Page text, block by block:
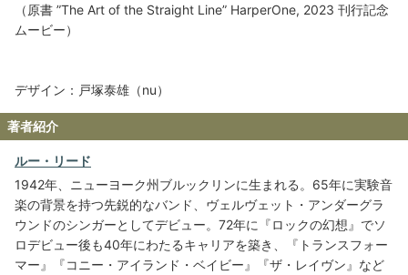
（原書 ”The Art of the Straight Line” HarperOne, 2023 刊行記念
ムービー）
デザイン：戸塚泰雄（nu）
著者紹介
ルー・リード
1942年、ニューヨーク州ブルックリンに生まれる。65年に実験音
楽の背景を持つ先鋭的なバンド、ヴェルヴェット・アンダーグラ
ウンドのシンガーとしてデビュー。72年に『ロックの幻想』でソ
ロデビュー後も40年にわたるキャリアを築き、『トランスフォー
マー』『コニー・アイランド・ベイビー』『ザ・レイヴン』など